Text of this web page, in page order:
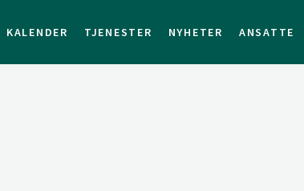
KALENDER TJENESTER NYHETER ANSATTE